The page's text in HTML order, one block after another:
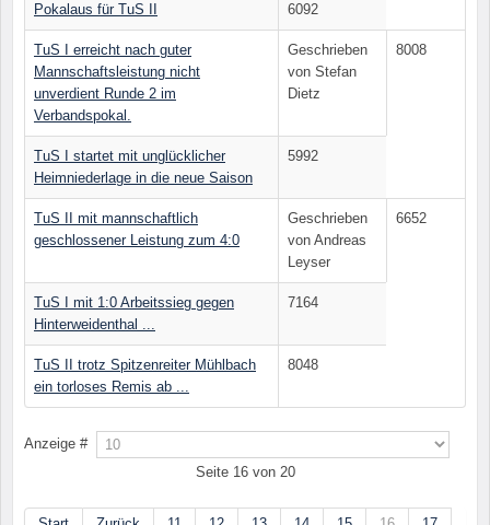
Pokalaus für TuS II 6092
TuS I erreicht nach guter
Mannschaftsleistung nicht
unverdient Runde 2 im
Verbandspokal.
Geschrieben
von Stefan
Dietz
8008
TuS I startet mit unglücklicher
Heimniederlage in die neue Saison
5992
TuS II mit mannschaftlich
geschlossener Leistung zum 4:0
Geschrieben
von Andreas
Leyser
6652
TuS I mit 1:0 Arbeitssieg gegen
Hinterweidenthal ...
7164
TuS II trotz Spitzenreiter Mühlbach
ein torloses Remis ab ...
8048
Anzeige #
Seite 16 von 20